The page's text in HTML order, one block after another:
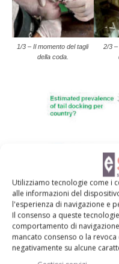
Utilizziamo tecnologie come i
alle informazioni del
l'esperienza di navigazione e
Il consenso a queste
comportamento di
mancato consenso o la
negativamente su alcune
1/3 – Il momento del tagli
della coda.
2/3
Infografica della Federazione
pratica routinaria del taglio coda nei